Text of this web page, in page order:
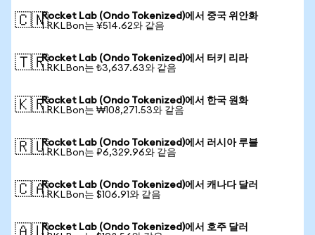
🇨🇳Rocket Lab (Ondo Tokenized)에서 중국 위안화
1 RKLBon는 ¥514.62와 같음
🇹🇷Rocket Lab (Ondo Tokenized)에서 터키 리라
1 RKLBon는 ₺3,637.63와 같음
🇰🇷Rocket Lab (Ondo Tokenized)에서 한국 원화
1 RKLBon는 ₩108,271.53와 같음
🇷🇺Rocket Lab (Ondo Tokenized)에서 러시아 루블
1 RKLBon는 ₽6,329.96와 같음
🇨🇦Rocket Lab (Ondo Tokenized)에서 캐나다 달러
1 RKLBon는 $106.91와 같음
Rocket Lab (Ondo Tokenized)에서 호주 달러